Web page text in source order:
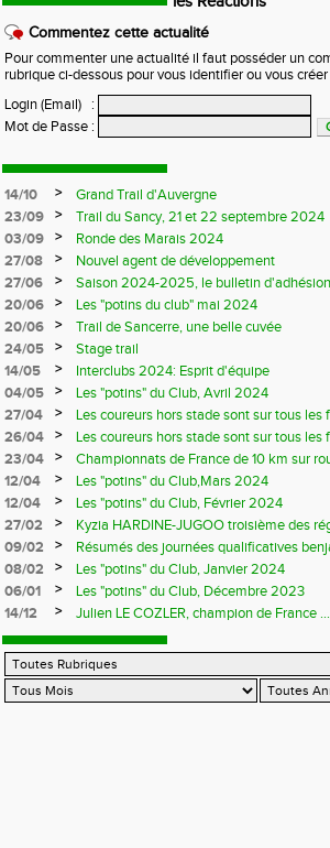
Commentez cette actualité
Pour commenter une actualité il faut posséder un
rubrique ci-dessous pour vous identifier ou vous
Login (Email)
:
Mot de Passe :
14/10 >
Grand Trail d'Auvergne
23/09
>
Trail du Sancy, 21 et 22 septembre 2024
03/09
>
Ronde des Marais 2024
27/08
>
Nouvel agent de développement
27/06
>
Saison 2024-2025, le bulletin
20/06
>
Les "potins du club" mai 2024
20/06
>
Trail de Sancerre, une belle cuvée
24/05
>
Stage trail
14/05
>
Interclubs 2024: Esprit d'équipe
04/05
>
Les "potins" du Club, Avril 2024
27/04
>
Les coureurs hors stade sont sur tous les
26/04
>
Les coureurs hors stade sont sur tous les
23/04
>
Championnats de France de 10 km sur
12/04
>
Les "potins" du Club,Mars 2024
12/04
>
Les "potins" du Club, Février 2024
27/02
>
Kyzia HARDINE-JUGOO troisième des
09/02
>
Résumés des journées qualificatives
08/02
>
Les "potins" du Club, Janvier 2024
06/01
>
Les "potins" du Club, Décembre 2023
14/12
> Julien LE COZLER, champion de France ...